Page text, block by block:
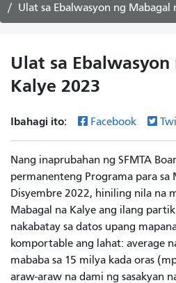
Ulat sa Ebalwasyon ng Mabagal
Ulat sa
Kalye 2023
Ibahagi ito: Facebook
Nang inaprubahan ng SFMTA
permanenteng Programa para sa
Disyembre 2022, hiniling nila na
Mabagal na Kalye ang ilang
nakabatay sa datos upang
komportable ang lahat: average
mababa sa 15 milya kada oras
araw-araw na dami ng sasakyan